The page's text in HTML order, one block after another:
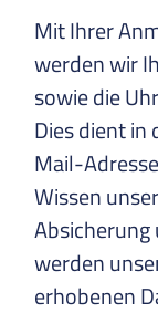
Mit Ihrer
werden wir
sowie die
Dies dient in
Mail-
Wissen
werden
erhobenen